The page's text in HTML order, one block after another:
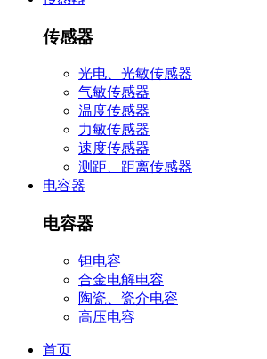
传感器
光电、光敏传感器
气敏传感器
温度传感器
力敏传感器
速度传感器
测距、距离传感器
电容器
电容器
钽电容
合金电解电容
陶瓷、瓷介电容
高压电容
首页